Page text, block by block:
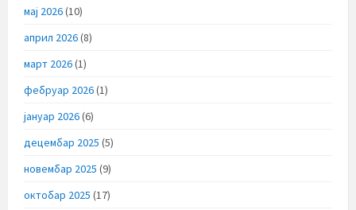
мај 2026(10)
април 2026(8)
март 2026(1)
фебруар 2026(1)
јануар 2026(6)
децембар 2025 (5)
новембар 2025 (9)
октобар 2025 (17)